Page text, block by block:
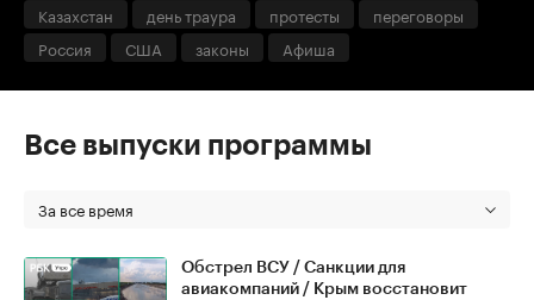
Казахстан день траура протесты
переговоры
Россия
США законы Афиша
Все выпуски программы
За все время
Обстрел ВСУ / Санкции для
авиакомпаний / Крым восстановит